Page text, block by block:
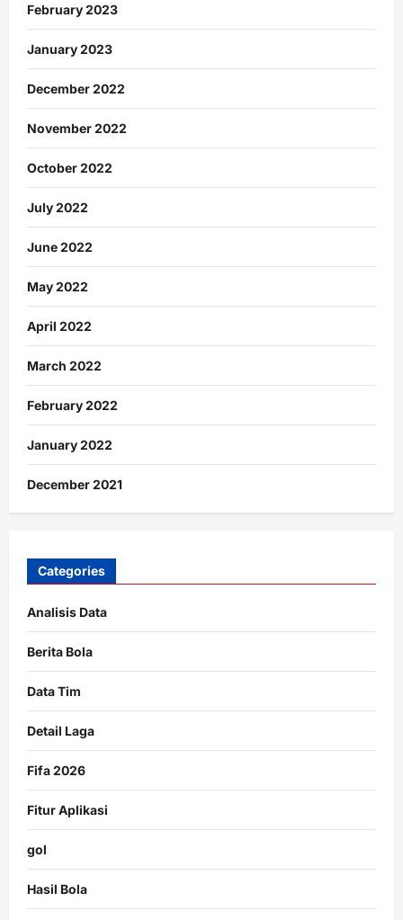
February 2023
January 2023
December 2022
November 2022
October 2022
July 2022
June 2022
May 2022
April 2022
March 2022
February 2022
January 2022
December 2021
Categories
Analisis Data
Berita Bola
Data Tim
Detail Laga
Fifa 2026
Fitur Aplikasi
gol
Hasil Bola